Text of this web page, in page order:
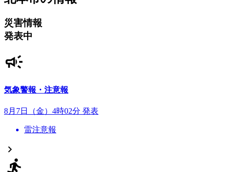
災害情報
発表中
気象警報・注意報
8月7日（金）4時02分 発表
雷注意報